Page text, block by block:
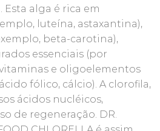
alga é rica em
luteína, astaxantina),
beta-carotina),
essenciais (por
e oligoelementos
fólico, cálcio). A clorofila,
ácidos nucléicos,
de regeneração. DR.